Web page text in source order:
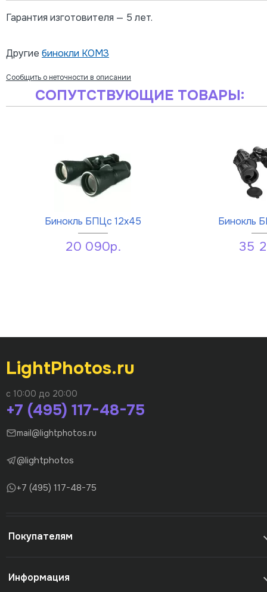
Гарантия изготовителя — 5 лет.
Другие бинокли КОМЗ
Сообщить о неточности в описании
СОПУТСТВУЮЩИЕ ТОВАРЫ:
Бинокль БПЦс 12x45
20 090р.
Бинокль
35
LightPhotos.ru
с 10:00 до 20:00
+7 (495) 117-48-75
mail@lightphotos.ru
@lightphotos
+7 (495) 117-48-75
Покупателям
Информация